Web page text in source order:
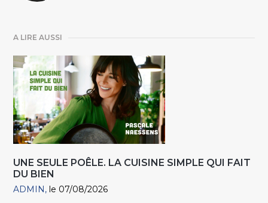
A LIRE AUSSI
UNE SEULE POÊLE. LA CUISINE SIMPLE QUI FAIT
DU BIEN
ADMIN le 07/08/2026